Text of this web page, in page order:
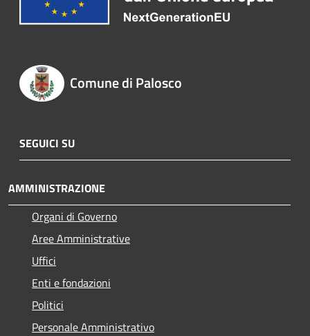
Comune di Palosco
SEGUICI SU
AMMINISTRAZIONE
Organi di Governo
Aree Amministrative
Uffici
Enti e fondazioni
Politici
Personale Amministrativo